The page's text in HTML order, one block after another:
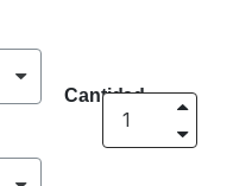
Cantidad